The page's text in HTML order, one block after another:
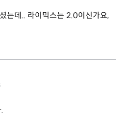
는데.. 라이믹스는 2.0이신가요,